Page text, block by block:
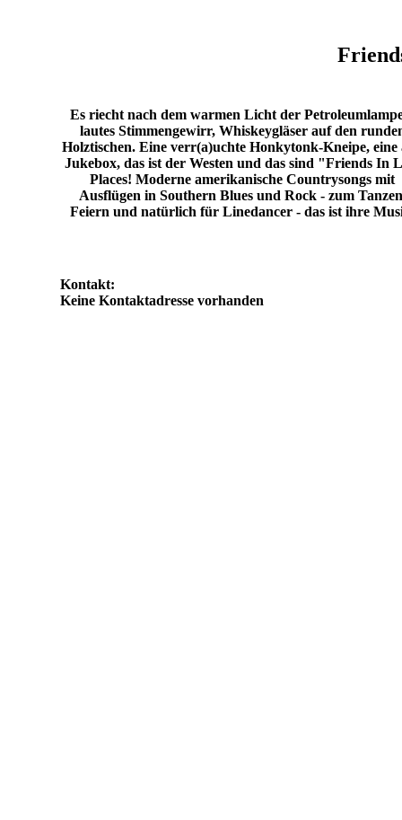
Es riecht nach dem warmen Licht der
lautes Stimmengewirr, Whiskeygläser auf den
Holztischen. Eine verr(a)uchte Honkytonk-Kneipe, eine
Jukebox, das ist der Westen und das sind "Friends In
Places! Moderne amerikanische Countrysongs mit
Ausflügen in Southern Blues und Rock - zum
Feiern und natürlich für Linedancer - das ist ihre
Kontakt:
Keine Kontaktadresse vorhanden